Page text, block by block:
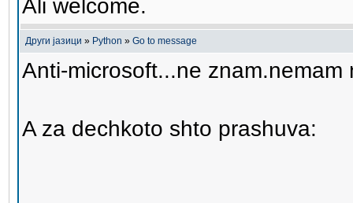
Ali welcome.
Други јазици » Python » Go to message
Anti-microsoft...ne znam.nemam
A za dechkoto shto prashuva: